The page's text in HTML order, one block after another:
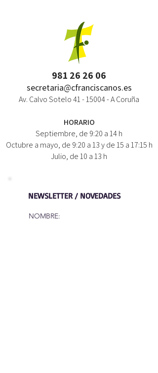
981 26 26 06
secretaria@cfranciscanos.es
Av. Calvo Sotelo41 - 15004- A Coruña
HORARIO
Septiembre, de 9:20 a 14 h
Octubre a mayo, de 9:20 a 13 y de 15 a 17:15 h
Julio, de 10 a 13 h
NOMBRE:
NEWSLETTER / NOVEDADES